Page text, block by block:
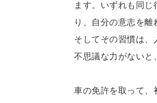
ます。いずれも同
り、自分の意志を離
そしてその習慣は、
不思議な力がないと
車の免許を取って